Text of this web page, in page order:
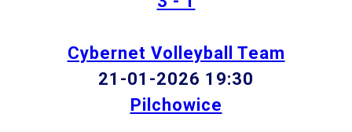
Cybernet Volleyball Team
21-01-2026 19:30
Pilchowice